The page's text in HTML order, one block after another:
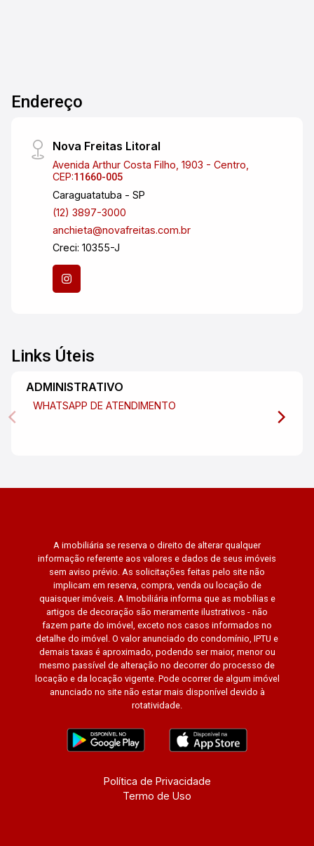
Endereço
Nova Freitas Litoral
Avenida Arthur Costa Filho, 1903 - Centro,
CEP:11660-005
Caraguatatuba - SP
(12) 3897-3000
anchieta@novafreitas.com.br
Creci: 10355-J
Links Úteis
ADMINISTRATIVO
WHATSAPP DE ATENDIMENTO
A imobiliária se reserva o direito de alterar qualquer
informação referente aos valores e dados de seus imóveis
sem aviso prévio. As solicitações feitas pelo site não
implicam em reserva, compra, venda ou locação de
quaisquer imóveis. A Imobiliária informa que as mobílias e
artigos de decoração são meramente ilustrativos - não
fazem parte do imóvel, exceto nos casos informados no
detalhe do imóvel. O valor anunciado do condomínio, IPTU e
demais taxas é aproximado, podendo ser maior, menor ou
mesmo passível de alteração no decorrer do processo de
locação e da locação vigente. Pode ocorrer de algum imóvel
anunciado no site não estar mais disponível devido à
rotatividade.
Política de Privacidade
Termo de Uso